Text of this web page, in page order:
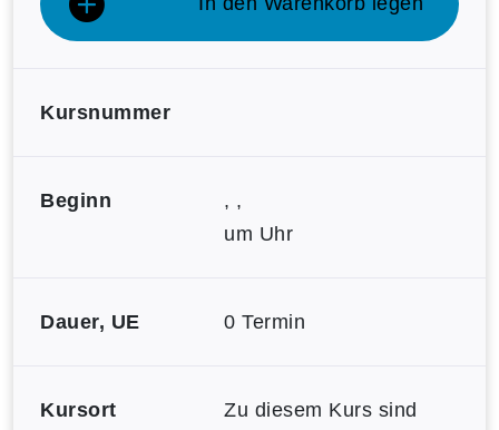
Kursnummer
Beginn
, ,
um Uhr
Dauer, UE 0 Termin
Kursort
Zu diesem Kurs sind